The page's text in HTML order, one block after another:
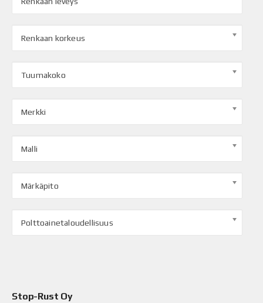
Renkaan korkeus
Tuumakoko
Merkki
Malli
Märkäpito
Polttoainetaloudellisuus
Stop-Rust Oy